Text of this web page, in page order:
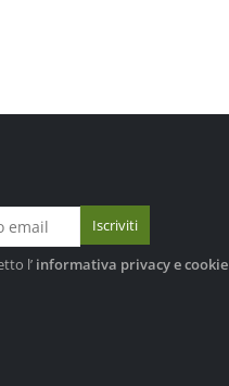
l’ informativa privacy e cookie